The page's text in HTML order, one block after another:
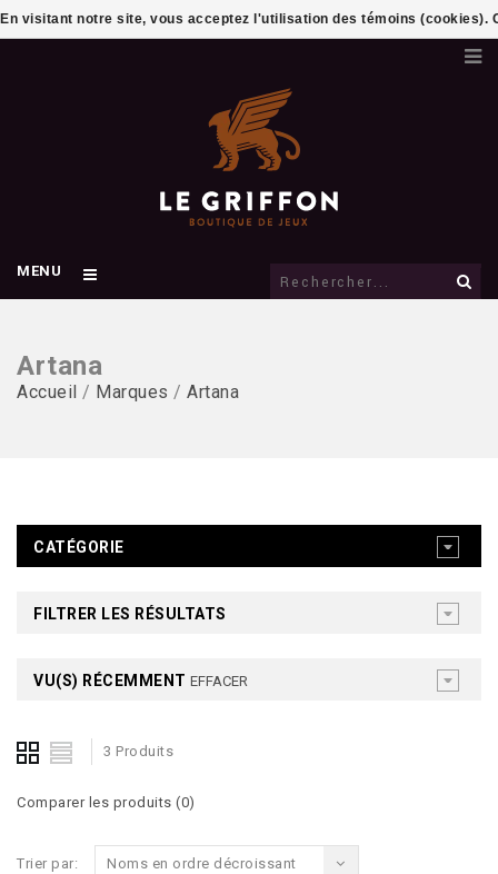
MENU
Artana
Accueil / Marques / Artana
CATÉGORIE
FILTRER LES RÉSULTATS
VU(S) RÉCEMMENT EFFACER
3 Produits
Comparer les produits (0)
Trier par: Noms en ordre décroissant
En visitant notre site, vous acceptez l'utilisation des témoins